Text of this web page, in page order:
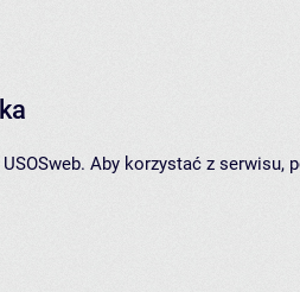
Aby korzystać z serwisu,